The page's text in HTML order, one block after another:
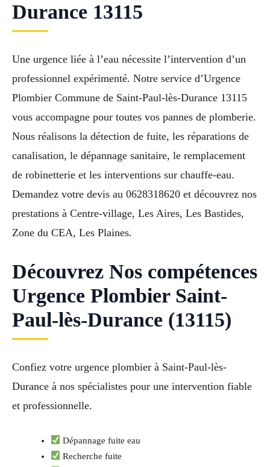
Durance 13115
Une urgence liée à l’eau nécessite l’intervention d’un
professionnel expérimenté. Notre service d’Urgence
Plombier Commune de Saint-Paul-lès-Durance 13115
vous accompagne pour toutes vos pannes de plomberie.
Nous réalisons la détection de fuite, les réparations de
canalisation, le dépannage sanitaire, le remplacement
de robinetterie et les interventions sur chauffe-eau.
Demandez votre devis au 0628318620 et découvrez nos
prestations à Centre-village, Les Aires, Les Bastides,
Zone du CEA, Les Plaines.
Découvrez Nos compétences
Urgence Plombier Saint-
Paul-lès-Durance (13115)
Confiez votre urgence plombier à Saint-Paul-lès-
Durance à nos spécialistes pour une intervention fiable
et professionnelle.
Dépannage fuite eau
Recherche fuite